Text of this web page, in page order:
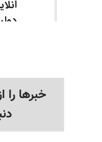
خبرها را